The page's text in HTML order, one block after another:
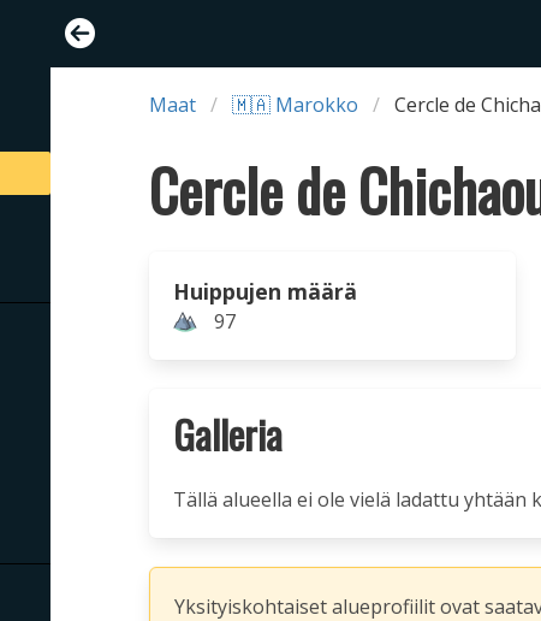
Maat 🇲🇦 Marokko
Huippujen määrä
97
Galleria
Tällä alueella ei ole vielä ladattu yhtään
Yksityiskohtaiset alueprofiilit ovat